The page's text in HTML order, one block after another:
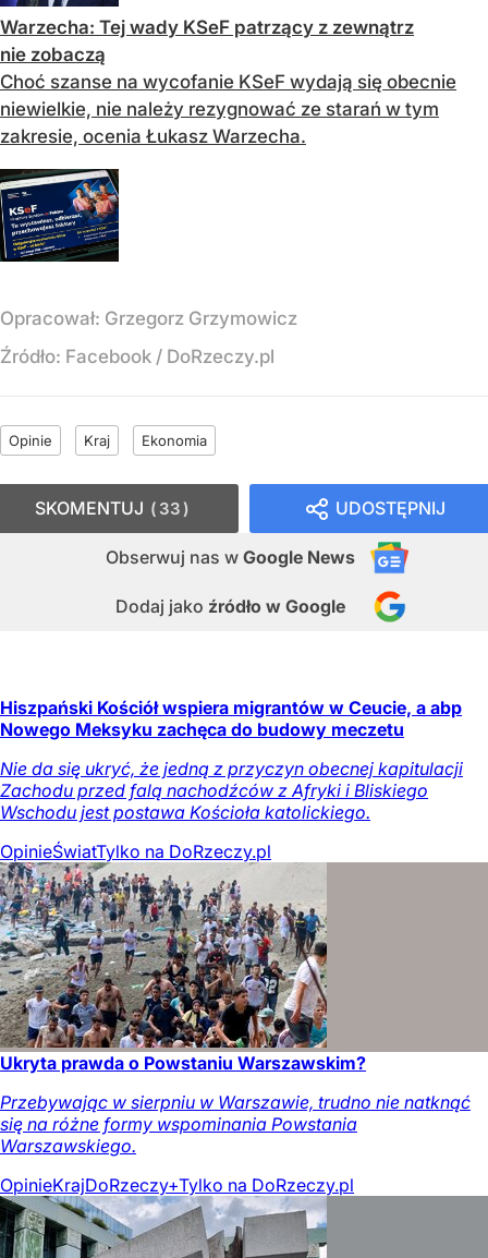
Warzecha: Tej wady KSeF patrzący z zewnątrz
nie zobaczą
Choć szanse na wycofanie KSeF wydają się obecnie
niewielkie, nie należy rezygnować ze starań w tym
zakresie, ocenia Łukasz Warzecha.
Opracował: Grzegorz Grzymowicz
Źródło: Facebook / DoRzeczy.pl
Opinie Kraj Ekonomia
UDOSTĘPNIJ
Obserwuj nas w Google News
Dodaj jako źródło w Google
SKOMENTUJ 33
Hiszpański Kościół wspiera migrantów w Ceucie, a abp
Nowego Meksyku zachęca do budowy meczetu
Nie da się ukryć, że jedną z przyczyn obecnej kapitulacji
Zachodu przed falą nachodźców z Afryki i Bliskiego
Wschodu jest postawa Kościoła katolickiego.
OpinieŚwiatTylko na DoRzeczy.pl
Ukryta prawda o Powstaniu Warszawskim?
Przebywając w sierpniu w Warszawie, trudno nie natknąć
się na różne formy wspominania Powstania
Warszawskiego.
OpinieKrajDoRzeczy+Tylko na DoRzeczy.pl